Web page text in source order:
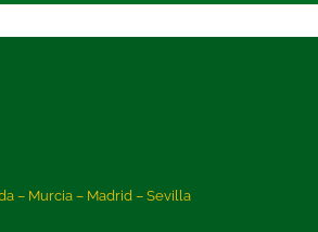
– Murcia – Madrid – Sevilla